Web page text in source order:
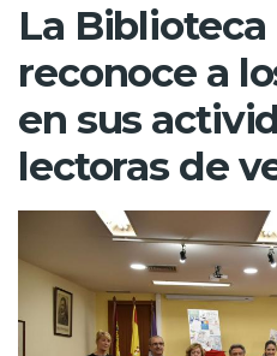
La
reconoce a
en sus
lectoras de